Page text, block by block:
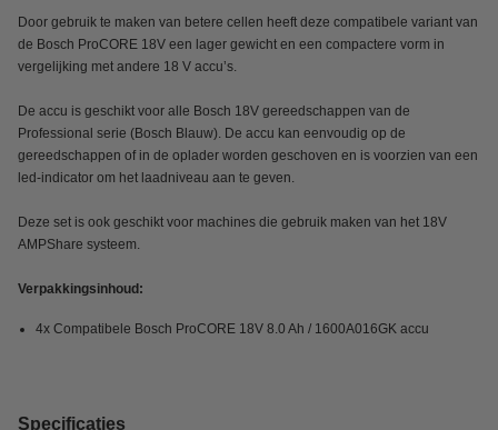
Door gebruik te maken van betere cellen heeft deze compatibele variant van
de Bosch ProCORE 18V een lager gewicht en een compactere vorm in
vergelijking met andere 18 V accu’s.
De accu is geschikt voor alle Bosch 18V gereedschappen van de
Professional serie (Bosch Blauw). De accu kan eenvoudig op de
gereedschappen of in de oplader worden geschoven en is voorzien van een
led-indicator om het laadniveau aan te geven.
Deze set is ook geschikt voor machines die gebruik maken van het 18V
AMPShare systeem.
Verpakkingsinhoud:
4x Compatibele Bosch ProCORE 18V 8.0 Ah / 1600A016GK accu
Specificaties